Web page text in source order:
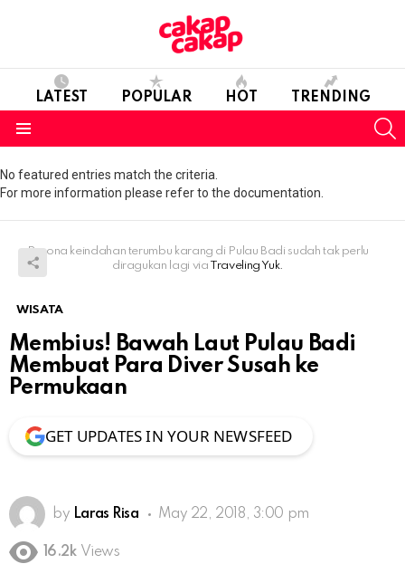
LATEST POPULAR HOT TRENDING
No featured entries match the criteria.
For more information please refer to the documentation.
Pesona keindahan terumbu karang di Pulau Badi sudah tak perlu
diragukan lagi via Traveling Yuk.
WISATA
Membius! Bawah Laut Pulau Badi
Membuat Para Diver Susah ke
Permukaan
GET UPDATES IN YOUR NEWSFEED
by Laras Risa May 22, 2018, 3:00 pm
16.2k Views